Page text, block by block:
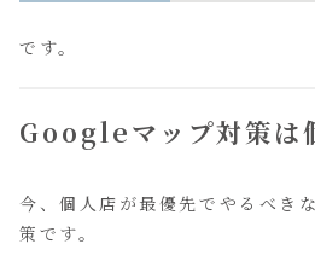
です。
Googleマップ対策は
今、個人店が最優先でやるべき
策です。